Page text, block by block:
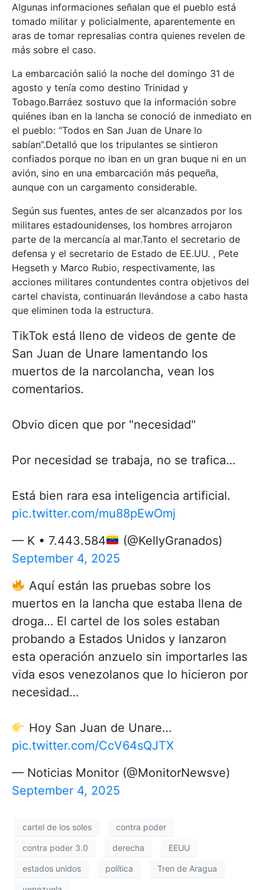
Algunas informaciones señalan que el pueblo está
tomado militar y policialmente, aparentemente en
aras de tomar represalias contra quienes revelen de
más sobre el caso.
La embarcación salió la noche del domingo 31 de
agosto y tenía como destino Trinidad y
Tobago.Barráez sostuvo que la información sobre
quiénes iban en la lancha se conoció de inmediato en
el pueblo: “Todos en San Juan de Unare lo
sabían”.Detalló que los tripulantes se sintieron
confiados porque no iban en un gran buque ni en un
avión, sino en una embarcación más pequeña,
aunque con un cargamento considerable.
Según sus fuentes, antes de ser alcanzados por los
militares estadounidenses, los hombres arrojaron
parte de la mercancía al mar.Tanto el secretario de
defensa y el secretario de Estado de EE.UU. , Pete
Hegseth y Marco Rubio, respectivamente, las
acciones militares contundentes contra objetivos del
cartel chavista, continuarán llevándose a cabo hasta
que eliminen toda la estructura.
TikTok está lleno de videos de gente de
San Juan de Unare lamentando los
muertos de la narcolancha, vean los
comentarios.
Obvio dicen que por "necesidad"
Por necesidad se trabaja, no se trafica…
Está bien rara esa inteligencia artificial.
pic.twitter.com/mu88pEwOmj
— K • 7.443.584
(@KellyGranados)
September 4, 2025
Aquí están las pruebas sobre los
muertos en la lancha que estaba llena de
droga… El cartel de los soles estaban
probando a Estados Unidos y lanzaron
esta operación anzuelo sin importarles las
vida esos venezolanos que lo hicieron por
necesidad…
Hoy San Juan de Unare…
pic.twitter.com/CcV64sQJTX
— Noticias Monitor (@MonitorNewsve)
September 4, 2025
cartel de los soles contra poder
contra poder 3.0 derecha EEUU
estados unidos política Tren de Aragua